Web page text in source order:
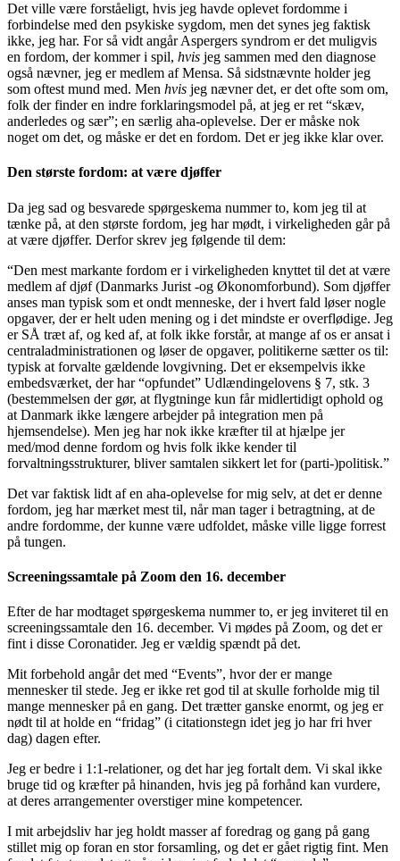
Det ville være forståeligt, hvis jeg havde oplevet fordomme i
forbindelse med den psykiske sygdom, men det synes jeg faktisk
ikke, jeg har. For så vidt angår Aspergers syndrom er det muligvis
en fordom, der kommer i spil, hvis jeg sammen med den diagnose
også nævner, jeg er medlem af Mensa. Så sidstnævnte holder jeg
som oftest mund med. Men hvis jeg nævner det, er det ofte som om,
folk der finder en indre forklaringsmodel på, at jeg er ret “skæv,
anderledes og sær”; en særlig aha-oplevelse. Der er måske nok
noget om det, og måske er det en fordom. Det er jeg ikke klar over.
Den største fordom: at være djøffer
Da jeg sad og besvarede spørgeskema nummer to, kom jeg til at
tænke på, at den største fordom, jeg har mødt, i virkeligheden går på
at være djøffer. Derfor skrev jeg følgende til dem:
“Den mest markante fordom er i virkeligheden knyttet til det at være
medlem af djøf (Danmarks Jurist -og Økonomforbund). Som djøffer
anses man typisk som et ondt menneske, der i hvert fald løser nogle
opgaver, der er helt uden mening og i det mindste er overflødige. Jeg
er SÅ træt af, og ked af, at folk ikke forstår, at mange af os er ansat i
centraladministrationen og løser de opgaver, politikerne sætter os til:
typisk at forvalte gældende lovgivning. Det er eksempelvis ikke
embedsværket, der har “opfundet” Udlændingelovens § 7, stk. 3
(bestemmelsen der gør, at flygtninge kun får midlertidigt ophold og
at Danmark ikke længere arbejder på integration men på
hjemsendelse). Men jeg har nok ikke kræfter til at hjælpe jer
med/mod denne fordom og hvis folk ikke kender til
forvaltningsstrukturer, bliver samtalen sikkert let for (parti-)politisk.”
Det var faktisk lidt af en aha-oplevelse for mig selv, at det er denne
fordom, jeg har mærket mest til, når man tager i betragtning, at de
andre fordomme, der kunne være udfoldet, måske ville ligge forrest
på tungen.
Screeningssamtale på Zoom den 16. december
Efter de har modtaget spørgeskema nummer to, er jeg inviteret til en
screeningssamtale den 16. december. Vi mødes på Zoom, og det er
fint i disse Coronatider. Jeg er vældig spændt på det.
Mit forbehold angår det med “Events”, hvor der er mange
mennesker til stede. Jeg er ikke ret god til at skulle forholde mig til
mange mennesker på en gang. Det trætter ganske enormt, og jeg er
nødt til at holde en “fridag” (i citationstegn idet jeg jo har fri hver
dag) dagen efter.
Jeg er bedre i 1:1-relationer, og det har jeg fortalt dem. Vi skal ikke
bruge tid og kræfter på hinanden, hvis jeg på forhånd kan vurdere,
at deres arrangementer overstiger mine kompetencer.
I mit arbejdsliv har jeg holdt masser af foredrag og gang på gang
stillet mig op foran en stor forsamling, og det er gået rigtig fint. Men